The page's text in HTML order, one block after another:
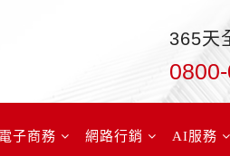
365天
電子商務 網路行銷 AI服務